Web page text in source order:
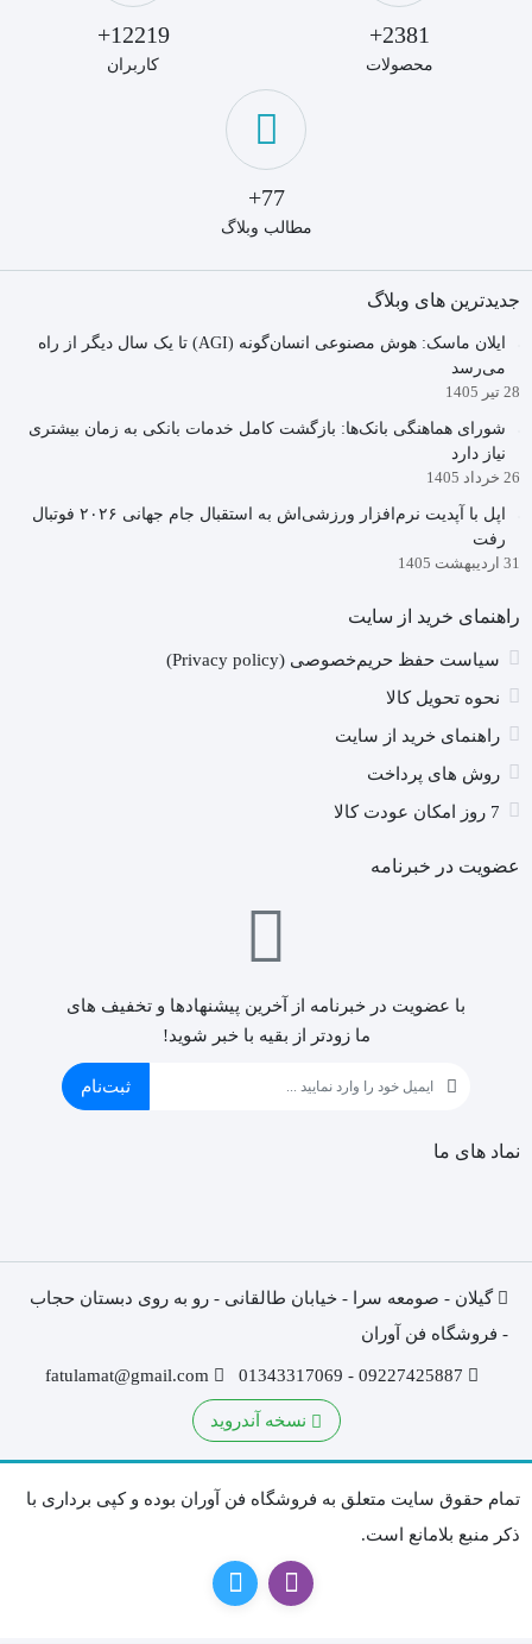
2381+
محصولات
12219+
کاربران
77+
مطالب وبلاگ
جدیدترین های وبلاگ
ایلان ماسک: هوش مصنوعی انسان‌گونه (AGI) تا یک سال دیگر از راه
می‌رسد
28 تیر 1405
شورای هماهنگی بانک‌ها: بازگشت کامل خدمات بانکی به زمان بیشتری
نیاز دارد
26 خرداد 1405
اپل با آپدیت نرم‌افزار ورزشی‌اش به استقبال جام جهانی ۲۰۲۶ فوتبال
رفت
31 اردیبهشت 1405
راهنمای خرید از سایت
سیاست حفظ حریم‌خصوصی (Privacy policy)
نحوه تحویل کالا
راهنمای خرید از سایت
روش های پرداخت
7 روز امکان عودت کالا
عضویت در خبرنامه
با عضویت در خبرنامه از آخرین پیشنهادها و تخفیف های
ما زودتر از بقیه با خبر شوید!
ثبت‌نام
نماد های ما
گیلان - صومعه سرا - خیابان طالقانی - رو به روی دبستان حجاب
- فروشگاه فن آوران
09227425887 - 01343317069
fatulamat@gmail.com
نسخه آندروید
تمام حقوق سایت متعلق به فروشگاه فن آوران بوده و کپی برداری با
ذکر منبع بلامانع است.